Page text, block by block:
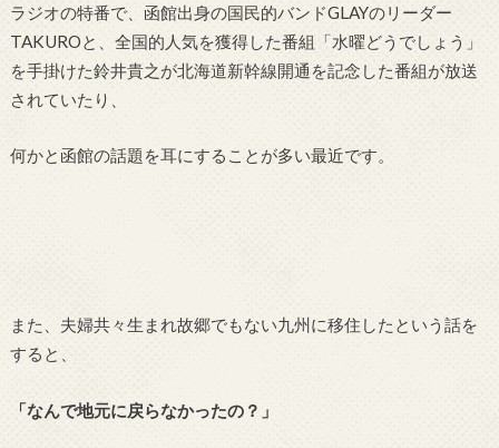
ラジオの特番で、函館出身の国民的バンドGLAYのリーダー
TAKUROと、全国的人気を獲得した番組「水曜どうでしょう」
を手掛けた鈴井貴之が北海道新幹線開通を記念した番組が放送
されていたり、
何かと函館の話題を耳にすることが多い最近です。
また、夫婦共々生まれ故郷でもない九州に移住したという話を
すると、
「なんで地元に戻らなかったの？」